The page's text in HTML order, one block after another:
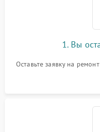
Не горит подсветка
1. Вы
Оставьте заявку на